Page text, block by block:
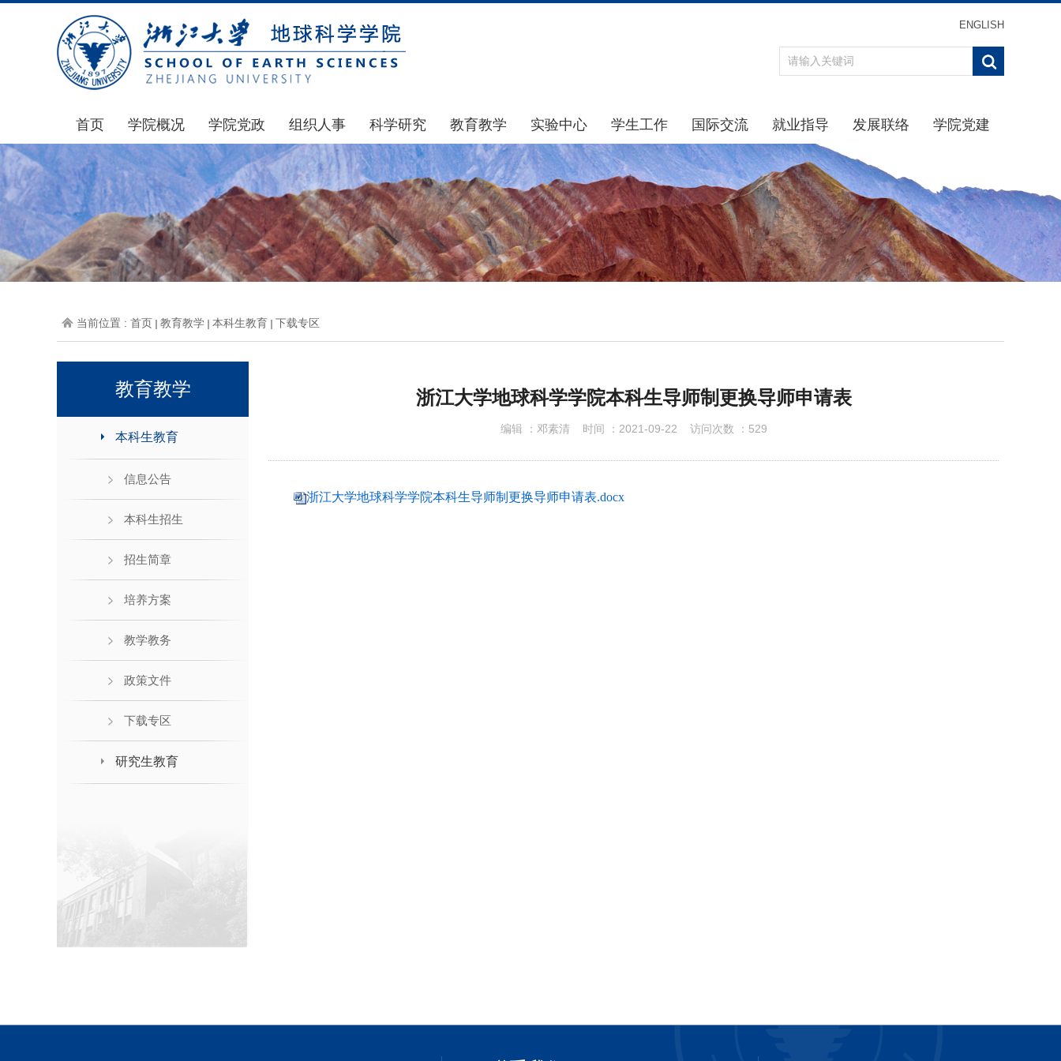
ENGLISH
首页 学院概况
学院简介
发展简史
组织机构
师资力量
虚拟学院
学院党政
通知公告
学院发文
党委会议纪要
党政联席会议纪要
教授委员会议纪要
办事指南
组织人事
通知公告
博士后管理
人才招聘
年度考核
岗位聘任
下载专区
科学研究
国家基金
科研公示
通知公告
科研动态
政策文件
教育教学
本科生教育
研究生教育
实验中心
中心简介
中心动态
规章制度
实验室和仪器设备
大型仪器设备管理
学生工作
通知公告
风采展示
团学建设
奖助贷补
学生组织
国际交流
办事指南
通知公告
规章制度
动态
交流项目
就业指导
重点引导
通知公告
生涯规划
招聘信息
下载专区
发展联络
最新消息
校友分会
校友返校
校友名录
校友捐赠
学院党建
理论学
学院纪
党建下
当前位置 : 首页 教育教学 本科生教育 下载专区
教育教学
本科生教育
信息公告
本科生招生
招生简章
培养方案
教学教务
政策文件
下载专区
研究生教育
浙江大学地球科学学院本科生导师制更换导师申请表
编辑 ： 邓素清 时间 ： 2021-09-22 访问次数 ： 529
浙江大学地球科学学院本科生导师制更换导师申请表.docx